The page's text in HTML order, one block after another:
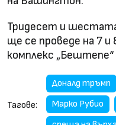
Тридесет и
ще се проведе на 7
комплекс „Бештепе“
Тагове:
Доналд тръмп
Марко Рубио